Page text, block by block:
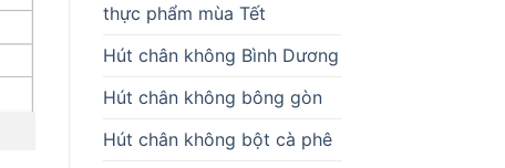
thực phẩm mùa Tết
Hút chân không Bình Dương
Hút chân không bông gòn
Hút chân không bột cà phê